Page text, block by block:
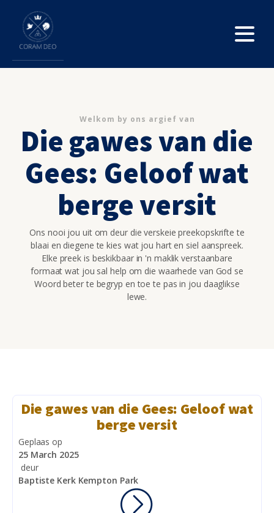
Welkom by ons argief van
Die gawes van die
Gees: Geloof wat
berge versit
Ons nooi jou uit om deur die verskeie preekopskrifte te
blaai en diegene te kies wat jou hart en siel aanspreek.
Elke preek is beskikbaar in 'n maklik verstaanbare
formaat wat jou sal help om die waarhede van God se
Woord beter te begryp en toe te pas in jou daaglikse
lewe.
Die gawes van die Gees: Geloof wat
berge versit
Geplaas op
25 March 2025
deur
Baptiste Kerk Kempton Park